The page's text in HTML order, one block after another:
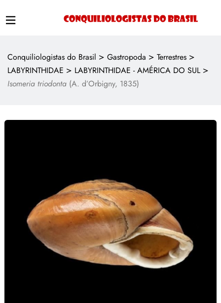
Conquiliologistas do Brasil > Gastropoda > Terrestres >
LABYRINTHIDAE > LABYRINTHIDAE - AMÉRICA DO SUL >
Isomeria triodonta (A. d’Orbigny, 1835)